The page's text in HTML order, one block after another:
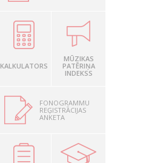
KALKULATORS
MŪZIKAS
PATĒRIŅA
INDEKSS
FONOGRAMMU
REĢISTRĀCIJAS
ANKETA